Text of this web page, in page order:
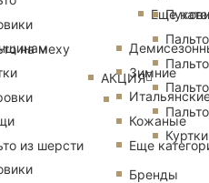
Еще
Зимние
Кожаные
Еще
Бренды
на меху
из шерсти
АКЦИЯ
Куртки